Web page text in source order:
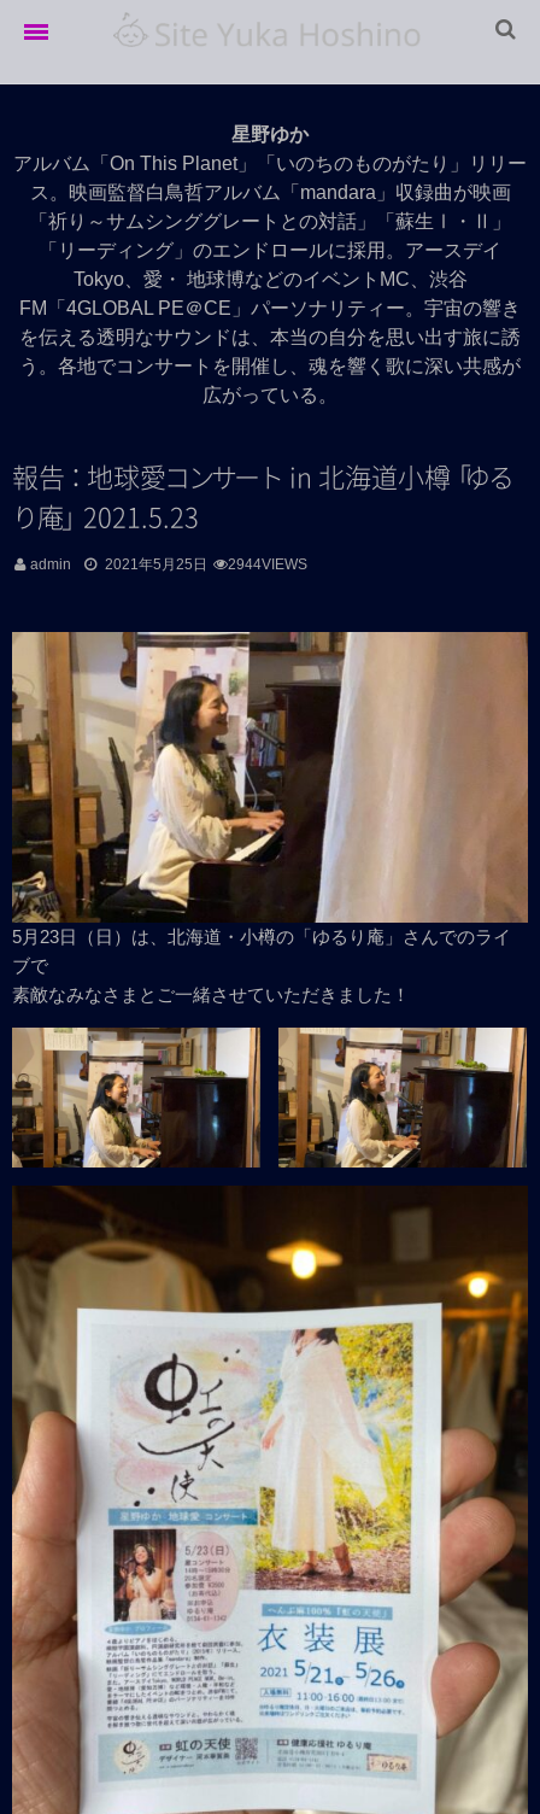
LIVE info
LIVE Archives
Movie
Discography
Profile
星野ゆか
アルバム「On This Planet」「いのちのものがたり」リリー
ス。映画監督白鳥哲アルバム「mandara」収録曲が映画
「祈り～サムシンググレートとの対話」「蘇生Ⅰ・Ⅱ」
「リーディング」のエンドロールに採用。アースデイ
Tokyo、愛・ 地球博などのイベントMC、渋谷
FM「4GLOBAL PE＠CE」パーソナリティー。宇宙の響き
を伝える透明なサウンドは、本当の自分を思い出す旅に誘
う。各地でコンサートを開催し、魂を響く歌に深い共感が
広がっている。
報告： 地球愛コ ンサート in 北海道小樽「ゆる
り 庵」 2021.5.23
admin 2021年5月25日 2944VIEWS
5月23日（日）は、北海道・小樽の「ゆるり庵」さんでのライ
ブで
素敵なみなさまとご一緒させていただきました！